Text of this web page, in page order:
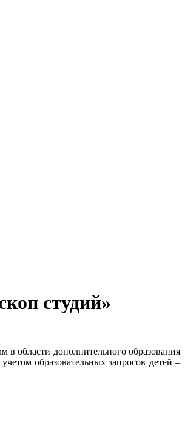
студий»
в области дополнительного образования
образовательных запросов детей –